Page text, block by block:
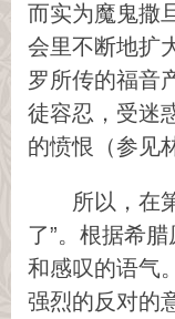
而实为魔鬼撒
会里不断地扩
罗所传的福音
徒容忍，受迷
的愤恨（参见
所以，在
了”。根据希
和感叹的语气
强烈的反对的